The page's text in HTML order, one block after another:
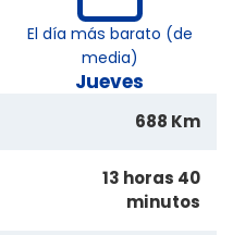
El día más barato (de
media)
Jueves
688 Km
13 horas 40
minutos